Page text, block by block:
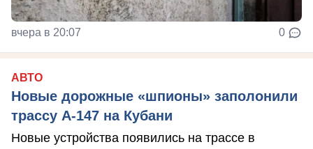
вчера в 20:07 0
АВТО
Новые дорожные «шпионы» заполонили
трассу А-147 на Кубани
Новые устройства появились на трассе в